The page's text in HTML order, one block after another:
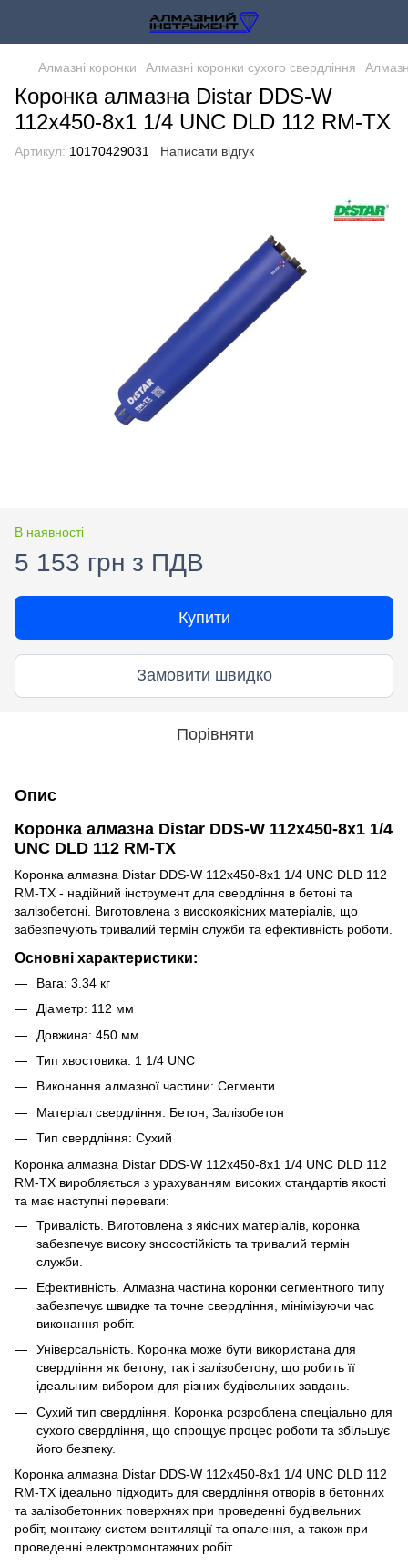
Алмазні коронки Алмазні коронки сухого свердління
Коронка алмазна Distar DDS-W
112x450-8x1 1/4 UNC DLD 112 RM-TX
Артикул: 10170429031 Написати відгук
В наявності
5 153 грн з ПДВ
Купити
Замовити швидко
Порівняти
Опис
Коронка алмазна Distar DDS-W 112x450-8x1 1/4
UNC DLD 112 RM-TX
Коронка алмазна Distar DDS-W 112x450-8x1 1/4 UNC DLD 112
RM-TX - надійний інструмент для свердління в бетоні та
залізобетоні. Виготовлена з високоякісних матеріалів, що
забезпечують тривалий термін служби та ефективність роботи.
Основні характеристики:
Вага: 3.34 кг
Діаметр: 112 мм
Довжина: 450 мм
Тип хвостовика: 1 1/4 UNC
Виконання алмазної частини: Сегменти
Матеріал свердління: Бетон; Залізобетон
Тип свердління: Сухий
Коронка алмазна Distar DDS-W 112x450-8x1 1/4 UNC DLD 112
RM-TX виробляється з урахуванням високих стандартів якості
та має наступні переваги:
Тривалість. Виготовлена з якісних матеріалів, коронка
забезпечує високу зносостійкість та тривалий термін
служби.
Ефективність. Алмазна частина коронки сегментного типу
забезпечує швидке та точне свердління, мінімізуючи час
виконання робіт.
Універсальність. Коронка може бути використана для
свердління як бетону, так і залізобетону, що робить її
ідеальним вибором для різних будівельних завдань.
Сухий тип свердління. Коронка розроблена спеціально для
сухого свердління, що спрощує процес роботи та збільшує
його безпеку.
Коронка алмазна Distar DDS-W 112x450-8x1 1/4 UNC DLD 112
RM-TX ідеально підходить для свердління отворів в бетонних
та залізобетонних поверхнях при проведенні будівельних
робіт, монтажу систем вентиляції та опалення, а також при
проведенні електромонтажних робіт.